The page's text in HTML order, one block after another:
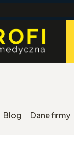
Blog Dane firmy